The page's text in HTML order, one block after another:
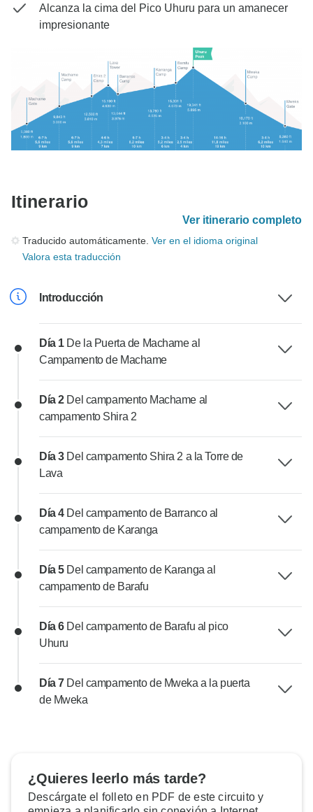
Alcanza la cima del Pico Uhuru para un amanecer
impresionante
Itinerario
Ver itinerario completo
Traducido automáticamente. Ver en el idioma original
Valora esta traducción
Introducción
Día 1 De la Puerta de Machame al
Campamento de Machame
Día 2 Del campamento Machame al
campamento Shira 2
Día 3 Del campamento Shira 2 a la Torre de
Lava
Día 4 Del campamento de Barranco al
campamento de Karanga
Día 5 Del campamento de Karanga al
campamento de Barafu
Día 6 Del campamento de Barafu al pico
Uhuru
Día 7 Del campamento de Mweka a la puerta
de Mweka
¿Quieres leerlo más tarde?
Descárgate el folleto en PDF de este circuito y